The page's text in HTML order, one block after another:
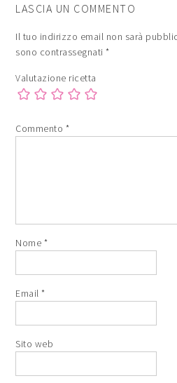
LASCIA UN COMMENTO
Il tuo indirizzo email non sarà
sono contrassegnati*
Valutazione ricetta
Commento *
Nome *
Email*
Sito web